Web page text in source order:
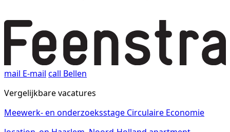
mail E-mail call Bellen
Vergelijkbare vacatures
Meewerk- en onderzoeksstage Circulaire Economie